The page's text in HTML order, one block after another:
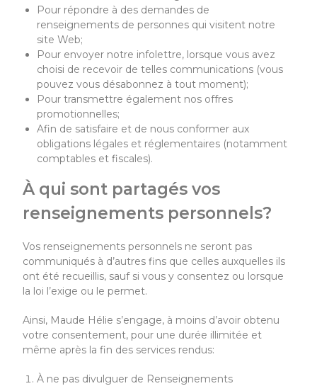
Pour répondre à des demandes de
renseignements de personnes qui visitent notre
site Web;
Pour envoyer notre infolettre, lorsque vous avez
choisi de recevoir de telles communications (vous
pouvez vous désabonnez à tout moment);
Pour transmettre également nos offres
promotionnelles;
Afin de satisfaire et de nous conformer aux
obligations légales et réglementaires (notamment
comptables et fiscales).
À qui sont partagés vos
renseignements personnels?
Vos renseignements personnels ne seront pas
communiqués à d’autres fins que celles auxquelles ils
ont été recueillis, sauf si vous y consentez ou lorsque
la loi l’exige ou le permet.
Ainsi, Maude Hélie s’engage, à moins d’avoir obtenu
votre consentement, pour une durée illimitée et
même après la fin des services rendus:
À ne pas divulguer de Renseignements